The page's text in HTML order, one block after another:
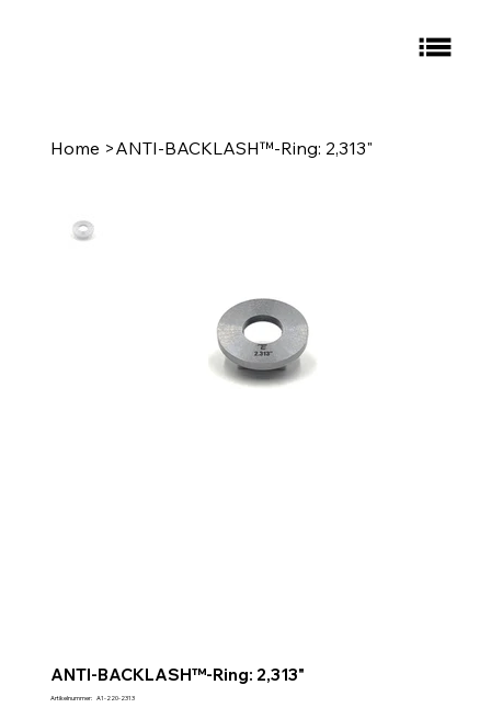
Home >ANTI-BACKLASH™-Ring: 2,313"
ANTI-BACKLASH™-Ring: 2,313"
Artikelnummer: Artikelnummer:
A1-220-2313